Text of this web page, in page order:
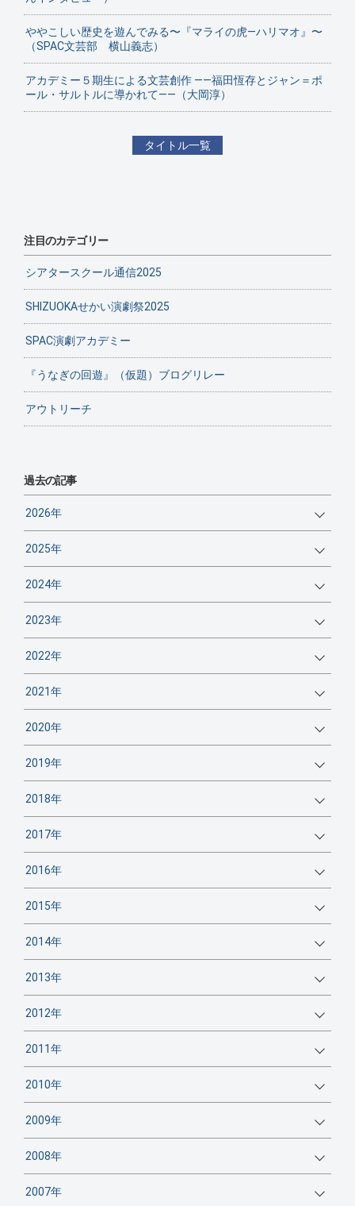
ややこしい歴史を遊んでみる〜『マライの虎—ハリマオ』〜
（SPAC文芸部 横山義志）
アカデミー５期生による文芸創作 ——福田恆存とジャン＝ポ
ール・サルトルに導かれて——（大岡淳）
タイトル一覧
注目のカテゴリー
シアタースクール通信2025
SHIZUOKAせかい演劇祭2025
SPAC演劇アカデミー
『うなぎの回遊』（仮題）ブログリレー
アウトリーチ
過去の記事
2026年
2025年
2024年
2023年
2022年
2021年
2020年
2019年
2018年
2017年
2016年
2015年
2014年
2013年
2012年
2011年
2010年
2009年
2008年
2007年